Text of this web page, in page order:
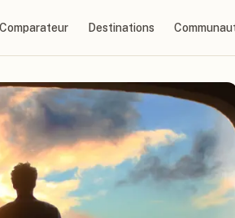
Comparateur Destinations